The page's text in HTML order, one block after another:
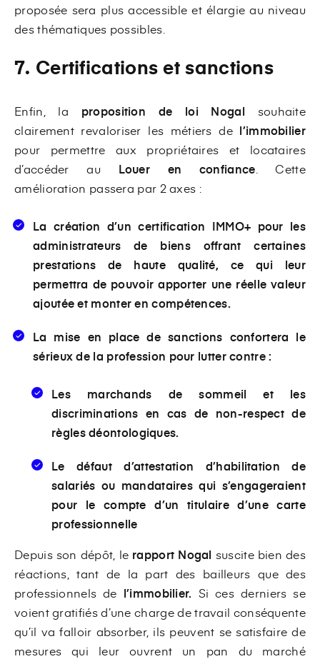
proposée sera plus accessible et élargie au niveau
des thématiques possibles.
7. Certifications et sanctions
Enfin, la proposition de loi Nogal souhaite
clairement revaloriser les métiers de l’immobilier
pour permettre aux propriétaires et locataires
d’accéder au Louer en confiance . Cette
amélioration passera par 2 axes :
La création d’un certification IMMO+ pour les
administrateurs de biens offrant certaines
prestations de haute qualité, ce qui leur
permettra de pouvoir apporter une réelle valeur
ajoutée et monter en compétences.
La mise en place de sanctions confortera le
sérieux de la profession pour lutter contre :
Les marchands de sommeil et les
discriminations en cas de non-respect de
règles déontologiques.
Le défaut d’attestation d’habilitation de
salariés ou mandataires qui s’engageraient
pour le compte d’un titulaire d’une carte
professionnelle
Depuis son dépôt, le rapport Nogal suscite bien des
réactions, tant de la part des bailleurs que des
professionnels de l’immobilier. Si ces derniers se
voient gratifiés d’une charge de travail conséquente
qu’il va falloir absorber, ils peuvent se satisfaire de
mesures qui leur ouvrent un pan du marché